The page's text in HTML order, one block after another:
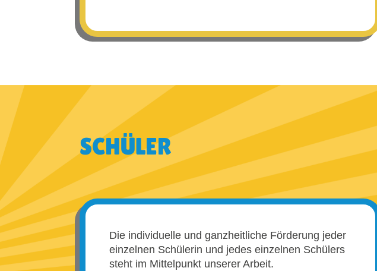
SCHÜLER
Die individuelle und ganzheitliche Förderung jeder
einzelnen Schülerin und jedes einzelnen Schülers
steht im Mittelpunkt unserer Arbeit.